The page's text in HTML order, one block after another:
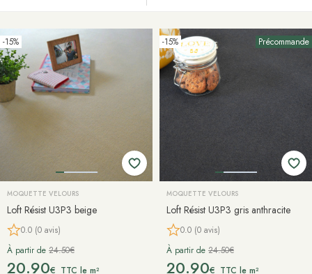
-15%
MOQUETTE VELOURS
Loft Résist U3P3 beige
0.0 (0 avis)
À partir de 24.50€
20.90€ TTC le m²
-15% Précommande
MOQUETTE VELOURS
Loft Résist U3P3 gris anthracite
0.0 (0 avis)
À partir de 24.50€
20.90€ TTC le m²